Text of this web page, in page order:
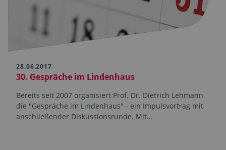
28.06.2017
30. Gespräche im Lindenhaus
Bereits seit 2007 organisiert Prof. Dr. Dietrich Lehmann
die "Gespräche im Lindenhaus" - ein Impulsvortrag mit
anschließender Diskussionsrunde. Mit…